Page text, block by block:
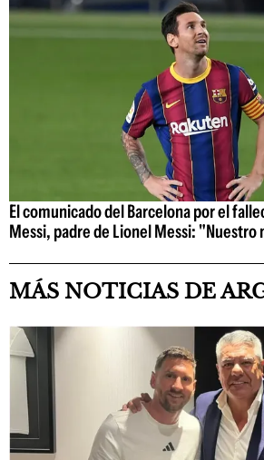
El comunicado del Barcelona por el
Messi, padre de Lionel Messi: "Nuestro
MÁS NOTICIAS DE